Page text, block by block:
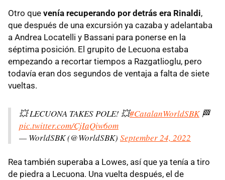
Otro que venía recuperando por detrás era Rinaldi,
que después de una excursión ya cazaba y adelantaba
a Andrea Locatelli y Bassani para ponerse en la
séptima posición. El grupito de Lecuona estaba
empezando a recortar tiempos a Razgatlioglu, pero
todavía eran dos segundos de ventaja a falta de siete
vueltas.
💥 LECUONA TAKES POLE! 💥#CatalanWorldSBK🏁
pic.twitter.com/CjIaQiw6om
— WorldSBK (@WorldSBK) September 24, 2022
Rea también superaba a Lowes, así que ya tenía a tiro
de piedra a Lecuona. Una vuelta después, el de